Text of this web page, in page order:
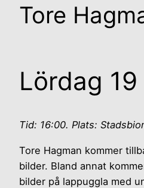
Tore
Lördag
Tid: 16:00. Plats:
Tore Hagman kommer
bilder. Bland annat
bilder på lappuggla med